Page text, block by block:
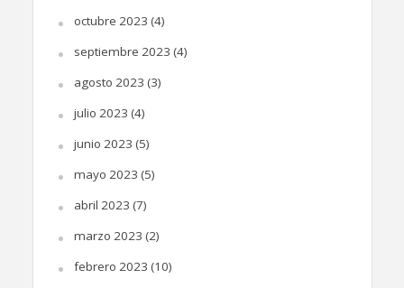
octubre 2023 (4)
septiembre 2023 (4)
agosto 2023 (3)
julio 2023 (4)
junio 2023 (5)
mayo 2023 (5)
abril 2023 (7)
marzo 2023 (2)
febrero 2023 (10)